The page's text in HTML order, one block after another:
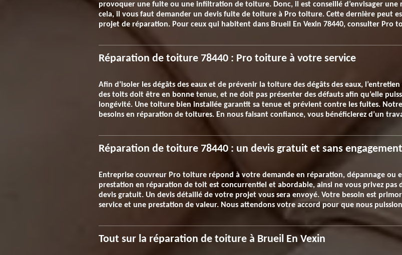
provoquer une fuite ou une infiltration de toiture. Donc, il est conseillé d’envisager
cela, il vous faut demander un devis fuite de toiture à Pro toiture. Cette dernière peut
projet de réparation. Pour ceux qui habitent dans Brueil En Vexin 78440, consulter Pro
Réparation de toiture 78440 : Pro toiture à votre service
Afin d’isoler les dégâts des eaux et de prévenir la toiture des dégâts des eaux,
des toits doit être en bonne tenue, et ne doit pas présenter des défauts afin qu’elle
longévité. Une toiture bien installée garantit sa tenue et prévient contre les fuites.
besoins en réparation de toitures. En nous faisant confiance, vous bénéficierez d’un
Réparation de toiture 78440 : un devis gratuit et sans engagement
Entreprise couvreur Pro toiture répond à votre demande en réparation, dépannage
prestation en réparation de toit est concurrentiel et abordable, ainsi ne vous privez
devis gratuit. Un devis détaillé de votre projet vous sera envoyé. Votre besoin est
service et une prestation de valeur. Nous attendons votre accord pour que nous
Tout sur la réparation de toiture à Brueil En Vexin